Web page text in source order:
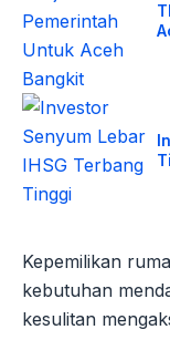
Kepemilikan
kebutuhan
kesulitan